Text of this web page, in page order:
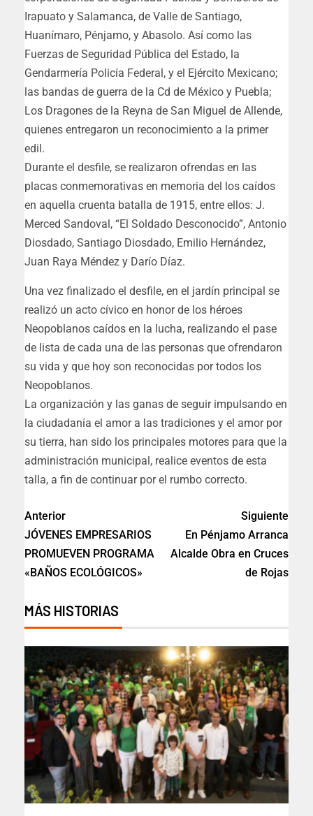
Irapuato y Salamanca, de Valle de Santiago,
Huanímaro, Pénjamo, y Abasolo. Así como las
Fuerzas de Seguridad Pública del Estado, la
Gendarmería Policía Federal, y el Ejército Mexicano;
las bandas de guerra de la Cd de México y Puebla;
Los Dragones de la Reyna de San Miguel de Allende,
quienes entregaron un reconocimiento a la primer
edil.
Durante el desfile, se realizaron ofrendas en las
placas conmemorativas en memoria del los caídos
en aquella cruenta batalla de 1915, entre ellos: J.
Merced Sandoval, “El Soldado Desconocido”, Antonio
Diosdado, Santiago Diosdado, Emilio Hernández,
Juan Raya Méndez y Darío Díaz.
Una vez finalizado el desfile, en el jardín principal se
realizó un acto cívico en honor de los héroes
Neopoblanos caídos en la lucha, realizando el pase
de lista de cada una de las personas que ofrendaron
su vida y que hoy son reconocidas por todos los
Neopoblanos.
La organización y las ganas de seguir impulsando en
la ciudadanía el amor a las tradiciones y el amor por
su tierra, han sido los principales motores para que la
administración municipal, realice eventos de esta
talla, a fin de continuar por el rumbo correcto.
Anterior
JÓVENES EMPRESARIOS
PROMUEVEN PROGRAMA
«BAÑOS ECOLÓGICOS»
Siguiente
En Pénjamo Arranca
Alcalde Obra en Cruces
de Rojas
MÁS HISTORIAS